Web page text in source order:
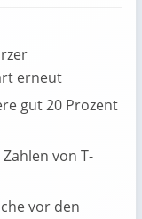
erneut
gut 20 Prozent
von T-
vor den